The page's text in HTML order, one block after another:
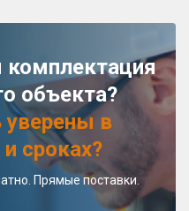
объекта?
уверены в
сроках?
Прямые поставки.